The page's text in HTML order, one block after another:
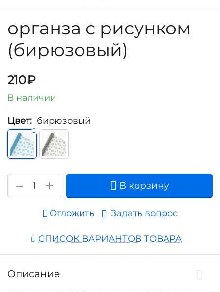
органза с рисунком
(бирюзовый)
210₽
В наличии
Цвет: бирюзовый
+
− В корзину
Отложить Задать вопрос
СПИСОК ВАРИАНТОВ ТОВАРА
Описание